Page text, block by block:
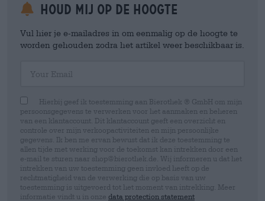
Houd mij op de hoogte
Vul hier je e-mailadres in om eenmalig op de hoogte te
worden gehouden zodra het artikel weer beschikbaar is.
Hierbij geef ik toestemming aan Bierothek ® GmbH om mijn
persoonsgegevens te verwerken voor het aanmaken en beheren
van een klantaccount. Dit klantaccount geeft een overzicht en
controle over mijn verkoopactiviteiten en mijn persoonlijke
gegevens. Ik ben me ervan bewust dat ik deze toestemming te
allen tijde met werking voor de toekomst kan intrekken door een
e-mail te sturen naar shop@bierothek.de. Wij informeren u dat het
intrekken van uw toestemming geen invloed heeft op de
rechtmatigheid van de verwerking die op basis van uw
toestemming is uitgevoerd tot het moment van intrekking. Meer
informatie vindt u in onze data protection statement